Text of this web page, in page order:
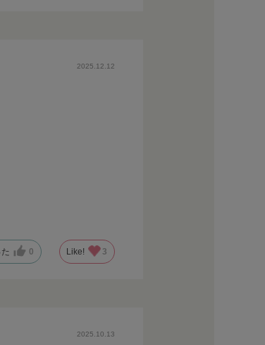
2025.12.12
0 Like! 3
2025.10.13